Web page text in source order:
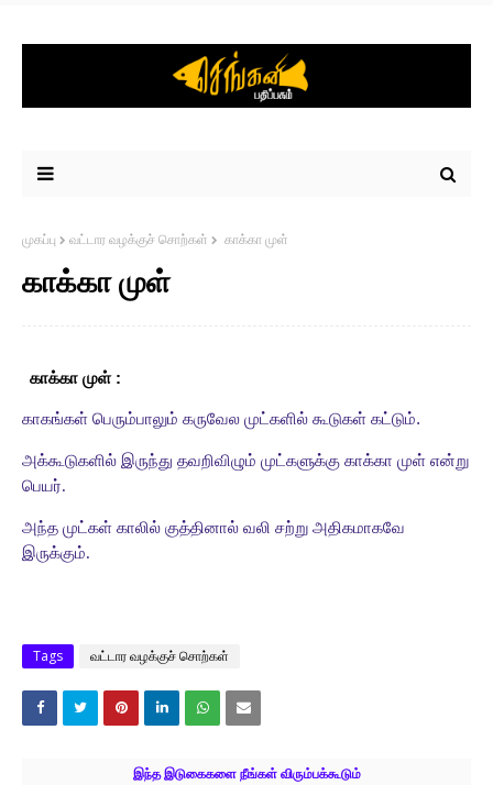
முகப்பு வட்டார வழக்குச் சொற்கள் காக்கா முள்
காக்கா முள்
காக்கா முள் :
காகங்கள் பெரும்பாலும் கருவேல முட்களில் கூடுகள் கட்டும்.
அக்கூடுகளில் இருந்து தவறிவிழும் முட்களுக்கு காக்கா முள் என்று
பெயர்.
அந்த முட்கள் காலில் குத்தினால் வலி சற்று அதிகமாகவே
இருக்கும்.
Tags வட்டார வழக்குச் சொற்கள்
இந்த இடுகைகளை நீங்கள் விரும்பக்கூடும்